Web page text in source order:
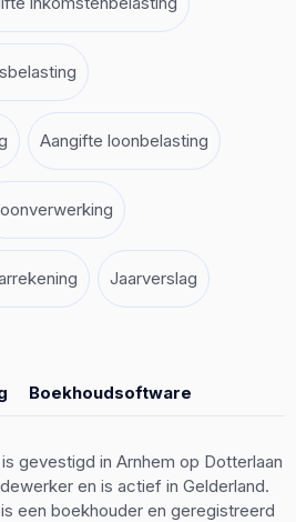
Aangifte loonbelasting
Jaarverslag
Boekhoudsoftware
gevestigd in Arnhem op Dotterlaan
en is actief in Gelderland.
een boekhouder en geregistreerd